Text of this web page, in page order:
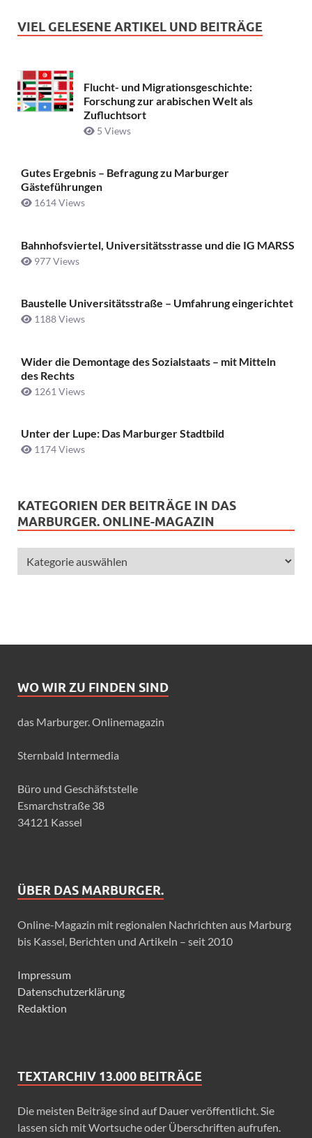
VIEL GELESENE ARTIKEL UND BEITRÄGE
Flucht- und Migrationsgeschichte:
Forschung zur arabischen Welt als
Zufluchtsort
5 Views
Gutes Ergebnis – Befragung zu Marburger
Gästeführungen
1614 Views
Bahnhofsviertel, Universitätsstrasse und die IG MARSS
977 Views
Baustelle Universitätsstraße ­– Umfahrung eingerichtet
1188 Views
Wider die Demontage des Sozialstaats – mit Mitteln
des Rechts
1261 Views
Unter der Lupe: Das Marburger Stadtbild
1174 Views
KATEGORIEN DER BEITRÄGE IN DAS
MARBURGER. ONLINE-MAGAZIN
WO WIR ZU FINDEN SIND
das Marburger. Onlinemagazin
Sternbald Intermedia
Büro und Geschäfststelle
Esmarchstraße 38
34121 Kassel
ÜBER DAS MARBURGER.
Online-Magazin mit regionalen Nachrichten aus Marburg
bis Kassel, Berichten und Artikeln – seit 2010
Impressum
Datenschutzerklärung
Redaktion
TEXTARCHIV 13.000 BEITRÄGE
Die meisten Beiträge sind auf Dauer veröffentlicht. Sie
lassen sich mit Wortsuche oder Überschriften aufrufen.